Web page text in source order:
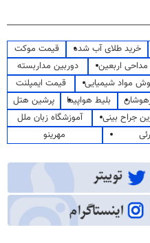
خرید طلای آب شده
قیمت موکت
مداحی اربعین
دوربین مداربسته
مواد شیمیایی
قیمت ایمپلنت
بلیط هواپیما
پرشین هتل
جراح بینی
آموزشگاه زبان ملل
مهرینو